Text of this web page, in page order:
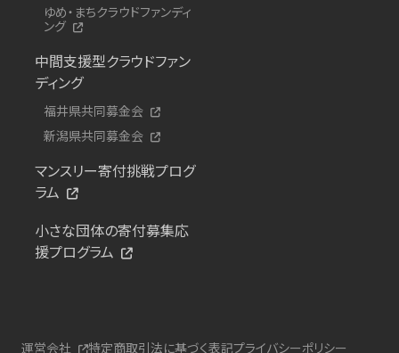
ゆめ・まちクラウドファンディ
ング
中間支援型クラウドファン
ディング
福井県共同募金会
新潟県共同募金会
マンスリー寄付挑戦プログ
ラム
小さな団体の寄付募集応
援プログラム
運営会社 特定商取引法に基づく表記プライバシーポリシー